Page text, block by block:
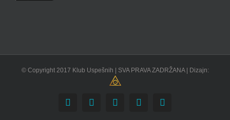
© Copyright 2017 Klub Uspešnih | SVA PRAVA ZADRŽANA | Dizajn:
FacebookYouTubeSkype Instagram